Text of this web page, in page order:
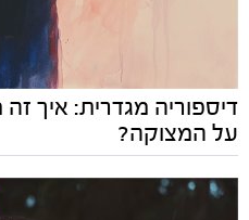
דיספוריה מגדרית: איך
על המצוקה?